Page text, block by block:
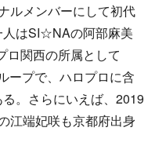
ルメンバーにして初代
人はSI☆NAの阿部麻美
関西の所属として
ープで、ハロプロに含
。さらにいえば、2019
江端妃咲も京都府出身